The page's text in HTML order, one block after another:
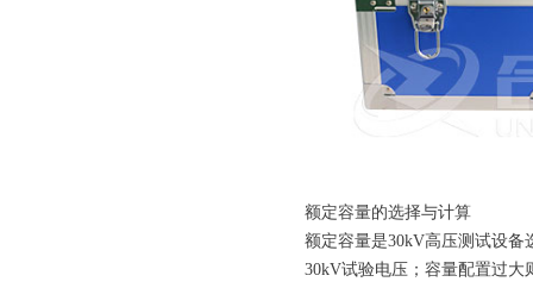
额定容量的选择与计算
额定容量是30kV高压测试设
30kV试验电压；容量配置过